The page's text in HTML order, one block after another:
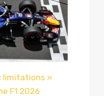
limitations »
F1 2026